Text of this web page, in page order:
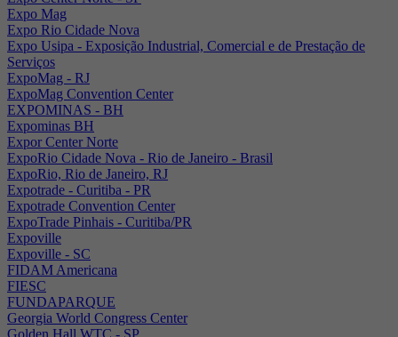
Expo Mag
Expo Rio Cidade Nova
Expo Usipa - Exposição Industrial, Comercial e de Prestação de
Serviços
ExpoMag - RJ
ExpoMag Convention Center
EXPOMINAS - BH
Expominas BH
Expor Center Norte
ExpoRio Cidade Nova - Rio de Janeiro - Brasil
ExpoRio, Rio de Janeiro, RJ
Expotrade - Curitiba - PR
Expotrade Convention Center
ExpoTrade Pinhais - Curitiba/PR
Expoville
Expoville - SC
FIDAM Americana
FIESC
FUNDAPARQUE
Georgia World Congress Center
Golden Hall WTC - SP.